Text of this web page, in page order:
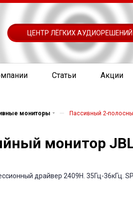
ЦЕНТР ЛЁГКИХ АУДИОРЕШЕНИЙ
Статьи Акции
мониторы — Пассивный 2-
монитор
драйвер 2409H. 35Гц-36кГц.